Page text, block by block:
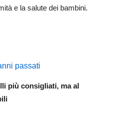
e la salute dei bambini.
passati
più consigliati, ma al